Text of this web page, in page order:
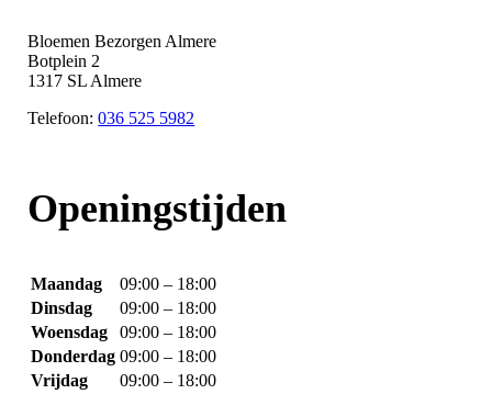
Bloemen Bezorgen Almere
Botplein 2
1317 SL Almere
Telefoon:036 525 5982
Openingstijden
Maandag
09:00 – 18:00
Dinsdag
09:00 – 18:00
Woensdag
09:00 – 18:00
Donderdag 09:00 – 18:00
Vrijdag
09:00 – 18:00